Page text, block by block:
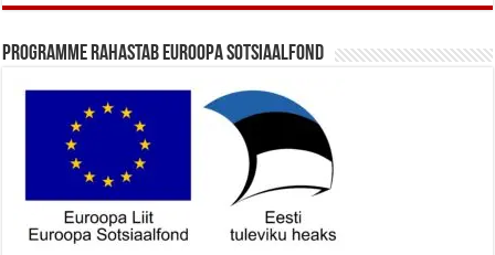
Programme rahastab Euroopa Sotsiaalfond